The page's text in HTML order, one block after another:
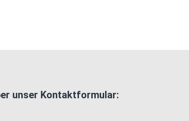
unser Kontaktformular: